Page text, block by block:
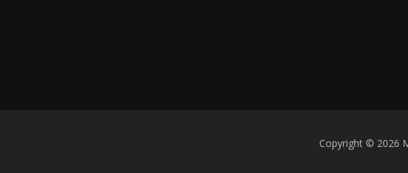
Copyright © 2026